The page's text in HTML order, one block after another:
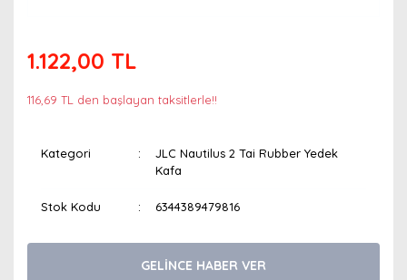
1.122,00 TL
116,69 TL den başlayan taksitlerle!!
Kategori
JLC Nautilus 2 Tai Rubber Yedek
Kafa
Stok Kodu 6344389479816
GELİNCE HABER VER